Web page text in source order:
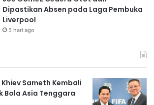
Dipastikan Absen pada Laga Pembuka
Liverpool
5 hari ago
Khiev Sameth Kembali
Bola Asia Tenggara